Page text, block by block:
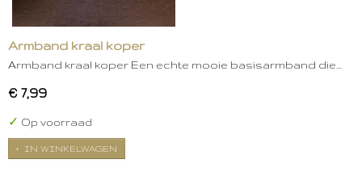
Armband kraal koper
Armband kraal koper Een echte mooie basisarmband die…
€ 7,99
✓ Op voorraad
IN WINKELWAGEN